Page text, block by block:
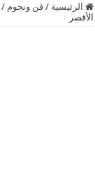
الرئيسية / فن ونجوم /
الأقصر